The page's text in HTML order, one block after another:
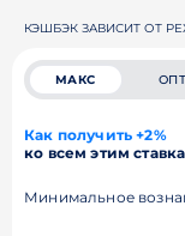
КЭШБЭК ЗАВИСИТ ОТ
МАКС ОПТ
Как получить +2%
ко всем этим
Минимальное